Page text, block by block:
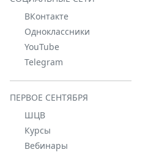
ВКонтакте
Одноклассники
YouTube
Telegram
ПЕРВОЕ СЕНТЯБРЯ
ШЦВ
Курсы
Вебинары